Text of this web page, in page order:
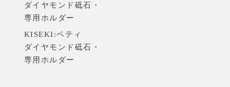
ダイヤモンド砥石・
専用ホルダー
KISEKI:ペティ
ダイヤモンド砥石・
専用ホルダー